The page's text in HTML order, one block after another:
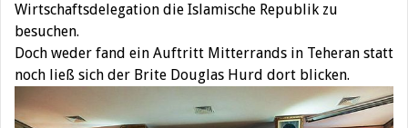
Wirtschaftsdelegation die Islamische Republik zu
besuchen.
Doch weder fand ein Auftritt Mitterrands in Teheran statt
noch ließ sich der Brite Douglas Hurd dort blicken.